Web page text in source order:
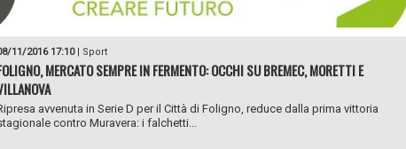
11/2016 17:10| Sport
MERCATO SEMPRE IN FERMENTO: OCCHI SU BREMEC, MORETTI E
avvenuta in Serie D per il Città di Foligno, reduce dalla prima vittoria
contro Muravera: i falchetti...